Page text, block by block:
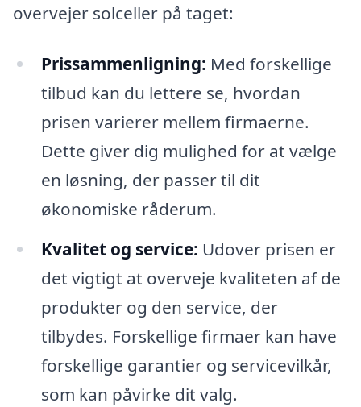
overvejer solceller på taget:
Prissammenligning: Med forskellige
tilbud kan du lettere se, hvordan
prisen varierer mellem firmaerne.
Dette giver dig mulighed for at vælge
en løsning, der passer til dit
økonomiske råderum.
Kvalitet og service: Udover prisen er
det vigtigt at overveje kvaliteten af de
produkter og den service, der
tilbydes. Forskellige firmaer kan have
forskellige garantier og servicevilkår,
som kan påvirke dit valg.